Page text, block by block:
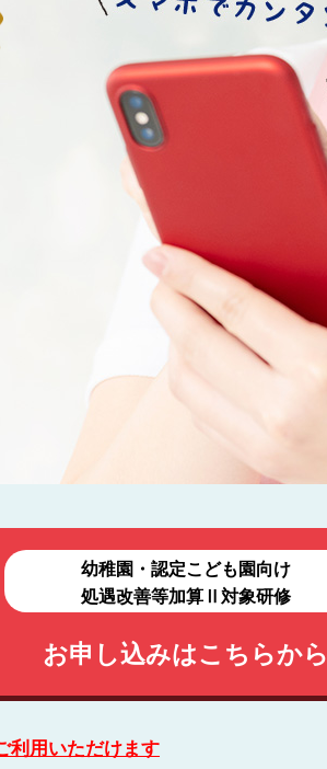
幼稚園・認定こども園向け
処遇改善等加算Ⅱ対象研修
お申し込みはこちらから
利用いただけます